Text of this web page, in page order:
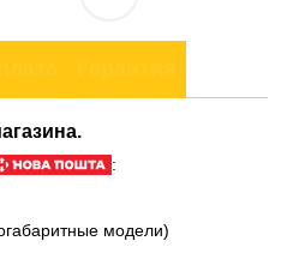
:
модели)